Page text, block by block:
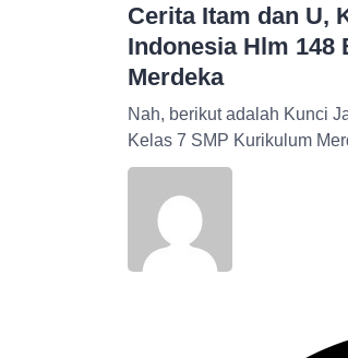
Cerita Itam dan U,
Indonesia Hlm 148
Merdeka
Nah, berikut adalah Kunci
Kelas 7 SMP Kurikulum